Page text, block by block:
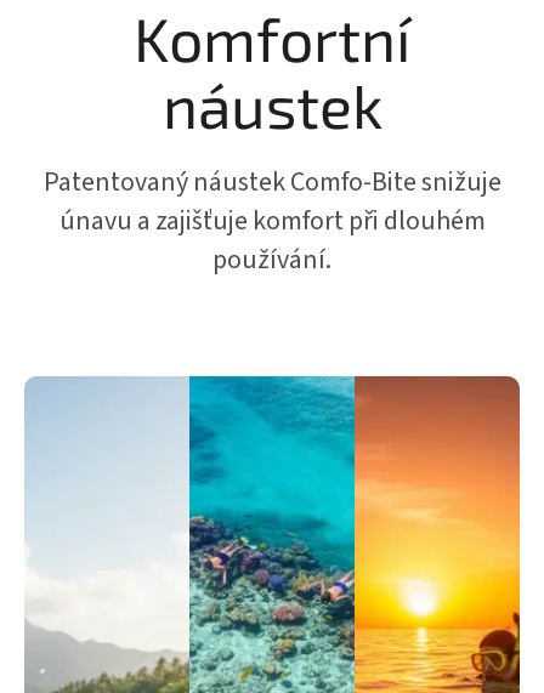
Komfortní
náustek
Patentovaný náustek Comfo-Bite snižuje
únavu a zajišťuje komfort při dlouhém
používání.